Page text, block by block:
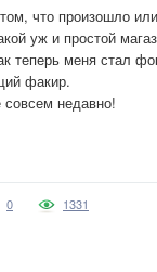
что произошло
уж и простой
теперь меня стал
факир.
недавно!
0 1331